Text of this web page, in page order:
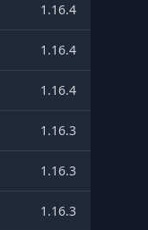
1.16.4
1.16.4
1.16.4
1.16.3
1.16.3
1.16.3